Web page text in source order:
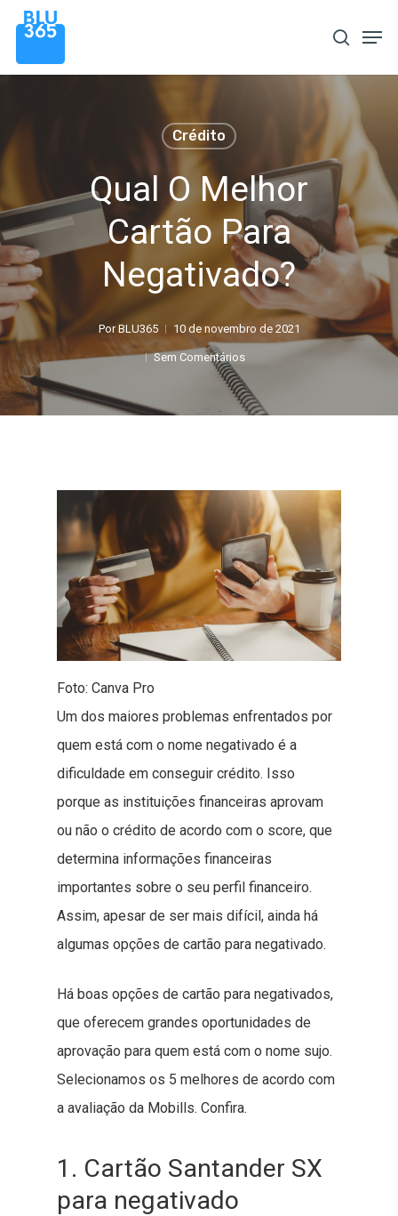
Pular
para
procura
Crédito
Qual O Melhor
Cartão Para
Negativado?
Por BLU365 10 de novembro de 2021
Sem Comentários
Foto: Canva Pro
Um dos maiores problemas enfrentados por
quem está com o nome negativado é a
dificuldade em conseguir crédito. Isso
porque as instituições financeiras aprovam
ou não o crédito de acordo com o score, que
determina informações financeiras
importantes sobre o seu perfil financeiro.
Assim, apesar de ser mais difícil, ainda há
algumas opções de cartão para negativado.
Há boas opções de cartão para negativados,
que oferecem grandes oportunidades de
aprovação para quem está com o nome sujo.
Selecionamos os 5 melhores de acordo com
a avaliação da Mobills. Confira.
1. Cartão Santander SX
para negativado